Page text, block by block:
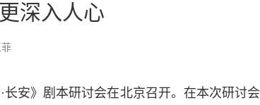
深入人心
安》剧本研讨会在北京召开。在本次研讨会